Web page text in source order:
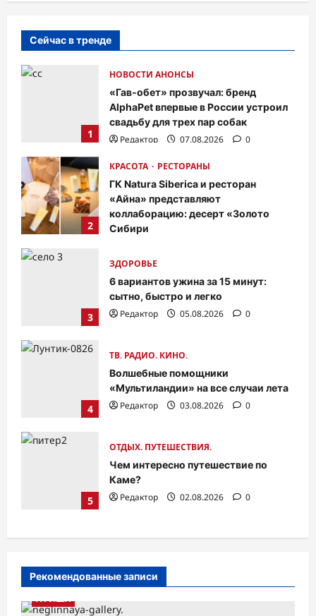
ТВ. РАДИО. КИНО.
Волшебные помощники
«Мультиландии» на все случаи
03.08.2026
ОТДЫХ. ПУТЕШЕСТВИЯ.
Чем интересно путешествие по
02.08.2026 0
Сейчас в тренде
1
НОВОСТИ АНОНСЫ
«Гав-обет» прозвучал: бренд
AlphaPet впервые в России устроил
свадьбу для трех пар собак
Редактор
07.08.2026 0
2
КРАСОТА
РЕСТОРАНЫ
ГК Natura Siberica и ресторан
«Айна» представляют
коллаборацию: десерт «Золото
Сибири
3
ЗДОРОВЬЕ
6 вариантов ужина за 15 минут:
сытно, быстро и легко
Редактор
05.08.2026 0
4
ТВ. РАДИО. КИНО.
Волшебные помощники
«Мультиландии» на все случаи лета
Редактор
03.08.2026 0
5
ОТДЫХ. ПУТЕШЕСТВИЯ.
Чем интересно путешествие по
Каме?
Редактор
02.08.2026 0
Рекомендованные записи
АФИША